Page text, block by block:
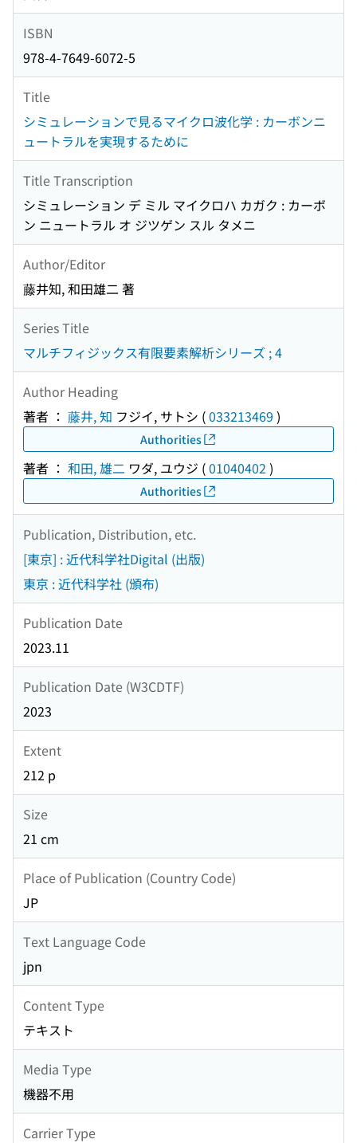
ISBN
978-4-7649-6072-5
Title
シミュレーションで見るマイクロ波化学 : カーボンニ
ュートラルを実現するために
Title Transcription
シミュレーション デ ミル マイクロハ カガク : カーボ
ン ニュートラル オ ジツゲン スル タメニ
Author/Editor
藤井知, 和田雄二 著
Series Title
マルチフィジックス有限要素解析シリーズ ; 4
Author Heading
著者 ： 藤井, 知 フジイ, サトシ (033213469 )
Authorities
著者 ： 和田, 雄二 ワダ, ユウジ (01040402 )
Authorities
Publication, Distribution, etc.
[東京] : 近代科学社Digital (出版)
東京 : 近代科学社 (頒布)
Publication Date
2023.11
Publication Date (W3CDTF)
2023
Extent
212 p
Size
21 cm
Place of Publication (Country Code)
JP
Text Language Code
jpn
Content Type
テキスト
Media Type
機器不用
Carrier Type